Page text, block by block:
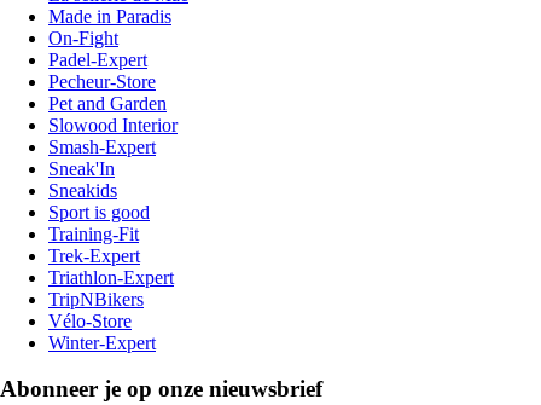
Made in Paradis
On-Fight
Padel-Expert
Pecheur-Store
Pet and Garden
Slowood Interior
Smash-Expert
Sneak'In
Sneakids
Sport is good
Training-Fit
Trek-Expert
Triathlon-Expert
TripNBikers
Vélo-Store
Winter-Expert
Abonneer je op onze nieuwsbrief